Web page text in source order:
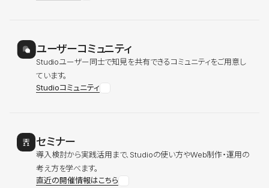
ユーザーコミュニティ
Studioユーザー同士で知見を共有できるコミュニティをご用意し
ています。
Studioコミュニティ
セミナー
導入検討から実践活用まで、Studioの使い方やWeb制作・運用の
考え方を学べます。
直近の開催情報はこちら